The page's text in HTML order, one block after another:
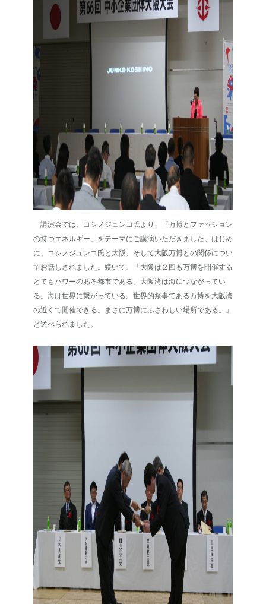
講演会では、コシノジュンコ氏より、「万博とファッション
の持つエネルギー」をテーマにご講演いただきました。はじめ
に、コシノジュンコ氏と大阪、そして大阪万博との関係につい
てお話しされました。続いて、「大阪は２回も万博を開催する
とてもパワーのある都市である。大阪湾は海につながってい
る。海は世界に繋がっている。世界的祭事である万博を大阪湾
の近くで開催できる。まさに万博にふさわしい場所である。」
と述べられました。